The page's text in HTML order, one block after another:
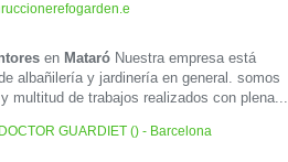
en Mataró Nuestra empresa está
albañilería y jardinería en general. somos
multitud de trabajos realizados con plena...
GUARDIET () - Barcelona